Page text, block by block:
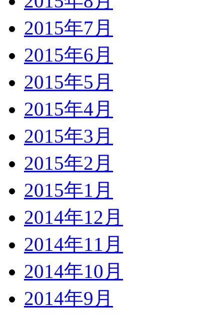
2015年7月
2015年6月
2015年5月
2015年4月
2015年3月
2015年2月
2015年1月
2014年12月
2014年11月
2014年10月
2014年9月